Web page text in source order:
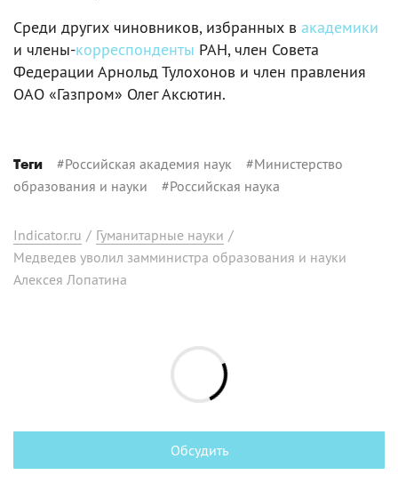
Среди других чиновников, избранных в академики
и члены-корреспонденты РАН, член Совета
Федерации Арнольд Тулохонов и член правления
ОАО «Газпром» Олег Аксютин.
Теги #Российская академия наук #Министерство
образования и науки #Российская наука
Indicator.ru / Гуманитарные науки /
Медведев уволил замминистра образования и науки
Алексея Лопатина
Обсудить